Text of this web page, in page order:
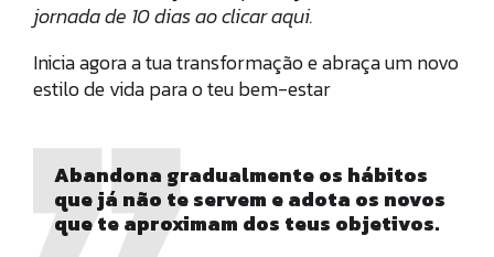
jornada de 10 dias ao clicar aqui.
Inicia agora a tua transformação e abraça um novo
estilo de vida para o teu bem-estar
Abandona gradualmente os hábitos
que já não te servem e adota os novos
que te aproximam dos teus objetivos.